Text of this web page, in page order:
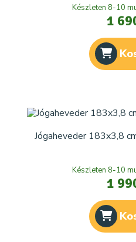
Készleten 8-10
1
Jógaheveder 183x3,8
Készleten 8-10
1